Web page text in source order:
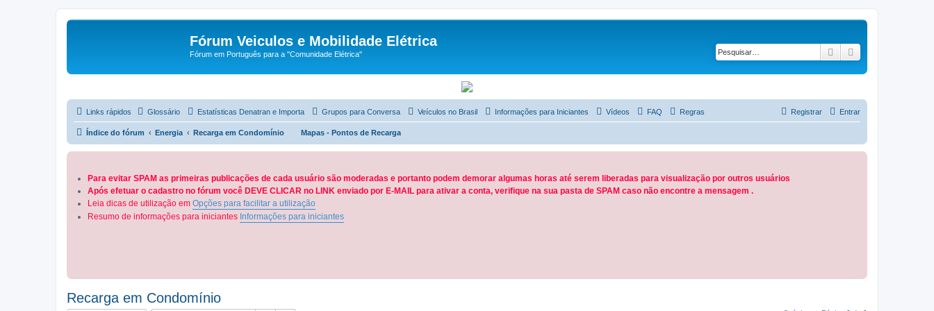
Fórum Veiculos e Mobilidade Elétrica
Fórum em Português para a "Comunidade Elétrica" Pesquisar
Links rápidos Glossário Estatísticas Denatran e Importa Grupos para Conversa Veículos no Brasil Informações para Iniciantes Vídeos FAQ Regras Entrar
Registrar
Índice do fórum Energia Recarga em Condomínio Mapas - Pontos de Recarga
Para evitar SPAM as primeiras publicações de cada usuário são moderadas e portanto podem demorar algumas horas até serem liberadas para visualização por outros usuários
Após efetuar o cadastro no fórum você DEVE CLICAR no LINK enviado por E-MAIL para ativar a conta, verifique na sua pasta de SPAM caso não encontre a mensagem .
Leia dicas de utilização em Opções para facilitar a utilização
Resumo de informações para iniciantes Informações para iniciantes
Recarga em Condomínio